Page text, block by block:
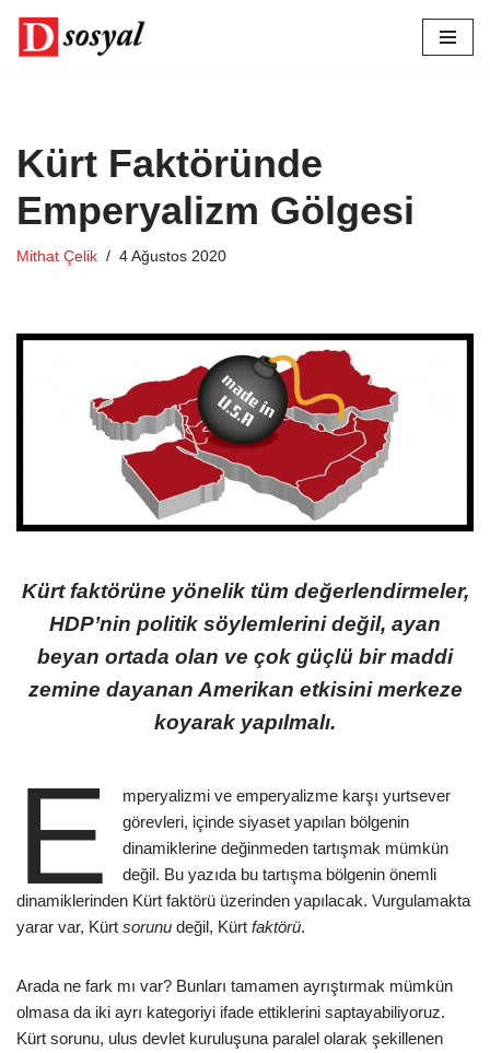
İçeriğe
Kürt Faktöründe
Emperyalizm Gölgesi
Mithat Çelik 4 Ağustos 2020
Kürt faktörüne yönelik tüm değerlendirmeler,
HDP’nin politik söylemlerini değil, ayan
beyan ortada olan ve çok güçlü bir maddi
zemine dayanan Amerikan etkisini merkeze
koyarak yapılmalı.
E
mperyalizmi ve emperyalizme karşı yurtsever
görevleri, içinde siyaset yapılan bölgenin
dinamiklerine değinmeden tartışmak mümkün
değil. Bu yazıda bu tartışma bölgenin önemli
dinamiklerinden Kürt faktörü üzerinden yapılacak. Vurgulamakta
yarar var, Kürt sorunu değil, Kürt faktörü.
Arada ne fark mı var? Bunları tamamen ayrıştırmak mümkün
olmasa da iki ayrı kategoriyi ifade ettiklerini saptayabiliyoruz.
Kürt sorunu, ulus devlet kuruluşuna paralel olarak şekillenen